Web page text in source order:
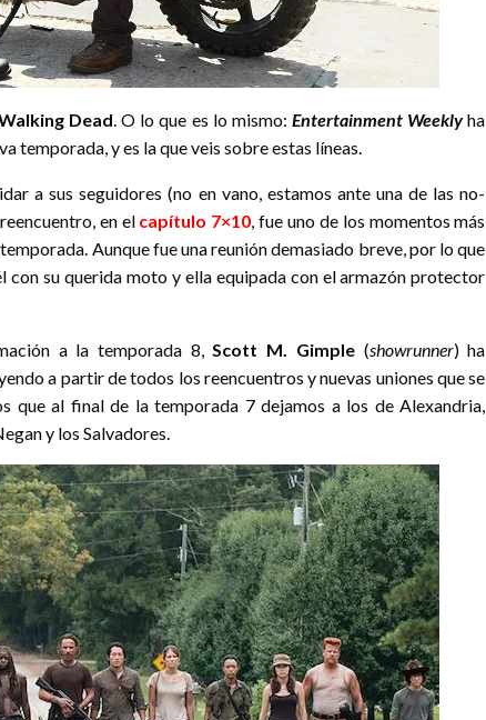
Dead. O lo que es lo mismo:Entertainment Weeklyha
temporada, y es la que veis sobre estas líneas.
a sus seguidores (no en vano, estamos ante una de las no-
en el capítulo 7×10, fue uno de los momentos más
Aunque fue una reunión demasiado breve, por lo que
con su querida moto y ella equipada con el armazón protector
a la temporada 8,Scott M. Gimple(showrunner) ha
a partir de todos los reencuentros y nuevas uniones que se
que al final de la temporada 7 dejamos a los de Alexandria,
y los Salvadores.